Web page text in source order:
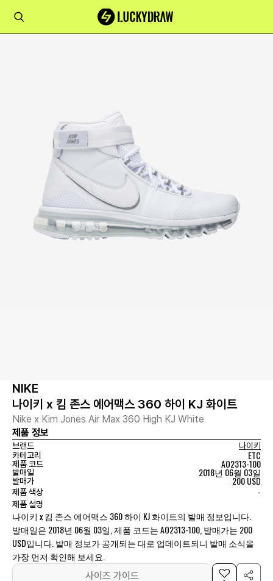
NIKE
나이키 x 킴 존스 에어맥스 360 하이 KJ 화이트
Nike x Kim Jones Air Max 360 High KJ White
제품 정보
브랜드
나이키
카테고리
ETC
제품 코드 AO2313-100
발매일 2018년 06월 03일
발매가 200 USD
제품 색상 -
제품 설명
나이키 x 킴 존스 에어맥스 360 하이 KJ 화이트의 발매 정보입니다.
발매일은 2018년 06월 03일, 제품 코드는 AO2313-100, 발매가는 200
USD입니다. 발매 정보가 공개되는 대로 업데이트되니 발매 소식을
가장 먼저 확인해 보세요.
사이즈 가이드